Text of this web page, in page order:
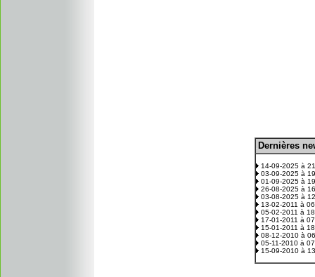
Dernières
14-09-2025 à
03-09-2025 à
01-09-2025 à
26-08-2025 à
03-08-2025 à
13-02-2011 à
05-02-2011 à
17-01-2011 à
15-01-2011 à
08-12-2010 à
05-11-2010 à
15-09-2010 à